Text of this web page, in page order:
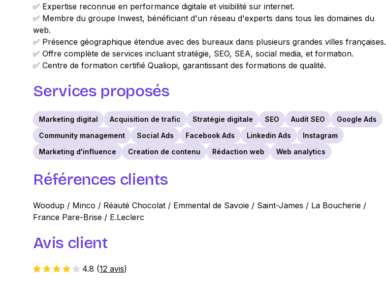
✅ Expertise reconnue en performance digitale et visibilité sur internet.
✅ Membre du groupe Inwest, bénéficiant d'un réseau d'experts dans tous les domaines du
web.
✅ Présence géographique étendue avec des bureaux dans plusieurs grandes villes françaises.
✅ Offre complète de services incluant stratégie, SEO, SEA, social media, et formation.
✅ Centre de formation certifié Qualiopi, garantissant des formations de qualité.
Services proposés
Marketing digital Acquisition de trafic Stratégie digitale SEO Audit SEO
Google Ads
Community management
Social Ads Facebook Ads Linkedin Ads
Instagram
Marketing d'influence
Creation de contenu Rédaction web Web analytics
Références clients
Woodup / Minco / Réauté Chocolat / Emmental de Savoie / Saint-James / La Boucherie /
France Pare-Brise / E.Leclerc
Avis client
4.8 (12 avis)